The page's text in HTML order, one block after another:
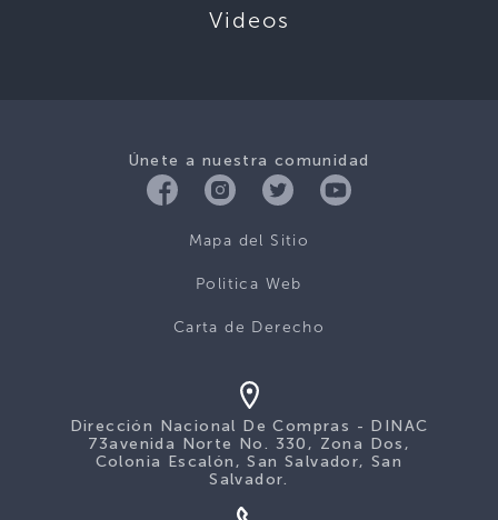
Videos
Únete a nuestra comunidad
Mapa del Sitio
Politica Web
Carta de Derecho
Dirección Nacional De Compras - DINAC
73avenida Norte No. 330, Zona Dos,
Colonia Escalón, San Salvador, San
Salvador.